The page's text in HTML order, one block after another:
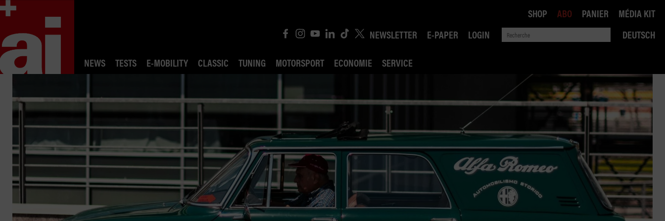
NEWSLETTER E-PAPER LOGIN
DEUTSCH
NEWS
TESTS E-MOBILITY CLASSIC TUNING MOTORSPORT ECONOMIE SERVICE
AI CONSEIL JURIDIQUE
POLITIQUE DES TRANSPORTS
COMPÉTITION
SHOP ABO PANIER MÉDIA KIT